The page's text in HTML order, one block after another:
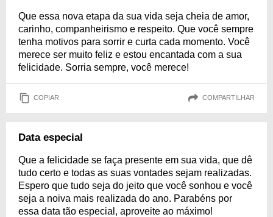
Que essa nova etapa da sua vida seja cheia de amor,
carinho, companheirismo e respeito. Que você sempre
tenha motivos para sorrir e curta cada momento. Você
merece ser muito feliz e estou encantada com a sua
felicidade. Sorria sempre, você merece!
COPIAR COMPARTILHAR
Data especial
Que a felicidade se faça presente em sua vida, que dê
tudo certo e todas as suas vontades sejam realizadas.
Espero que tudo seja do jeito que você sonhou e você
seja a noiva mais realizada do ano. Parabéns por
essa data tão especial, aproveite ao máximo!